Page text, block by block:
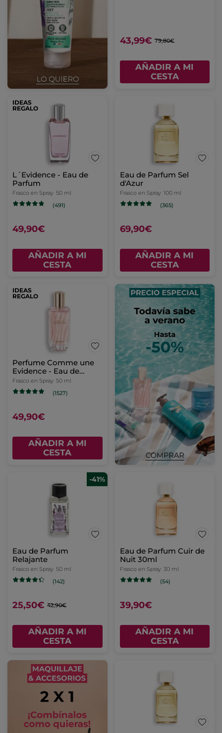
43,99€ 79,80€
AÑADIR A MI
CESTA
IDEAS
REGALO
L´Evidence - Eau de
Parfum
Frasco en Spray 50 ml
(491)
49,90€
AÑADIR A MI
CESTA
Eau de Parfum Sel
d'Azur
Frasco en Spray 100 ml
(365)
69,90€
AÑADIR A MI
CESTA
IDEAS
REGALO
Perfume Comme une
Evidence - Eau de
Parfum
Frasco en Spray 50 ml
(1527)
49,90€
AÑADIR A MI
CESTA
-41%
Eau de Parfum
Relajante
Frasco en Spray 50 ml
(142)
25,50€ 42,90€
AÑADIR A MI
CESTA
Eau de Parfum Cuir de
Nuit 30ml
Frasco en Spray 30 ml
(54)
39,90€
AÑADIR A MI
CESTA